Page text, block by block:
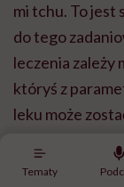
Tematy
mi tchu. To jest
do tego
leczenia zależy
któryś z
leku może
priorytetem
stanu zdrowia.